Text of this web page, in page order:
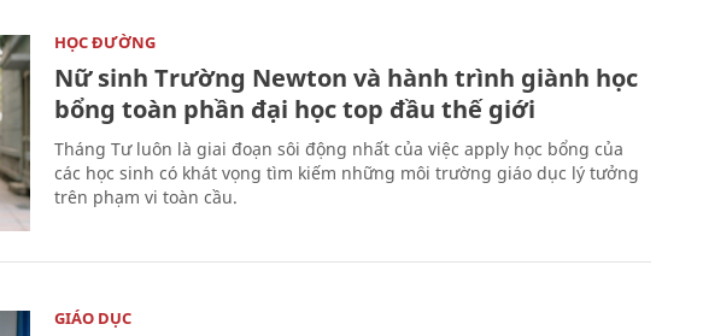
HỌC ĐƯỜNG
Nữ sinh Trường Newton và hành trình giành học
bổng toàn phần đại học top đầu thế giới
Tháng Tư luôn là giai đoạn sôi động nhất của việc apply học bổng của
các học sinh có khát vọng tìm kiếm những môi trường giáo dục lý tưởng
trên phạm vi toàn cầu.
GIÁO DỤC